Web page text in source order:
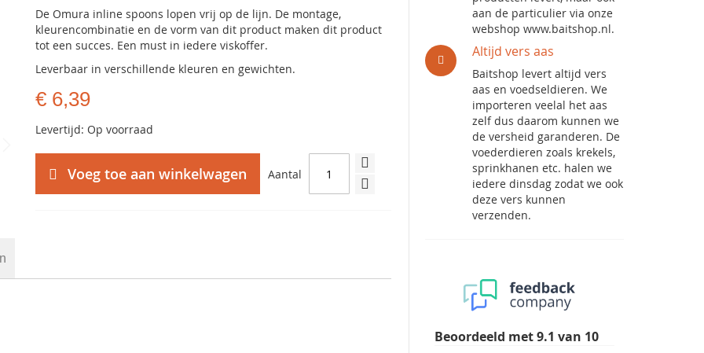
De Omura inline spoons lopen vrij op de lijn. De montage,
kleurencombinatie en de vorm van dit product maken dit product
tot een succes. Een must in iedere viskoffer.
Leverbaar in verschillende kleuren en gewichten.
€ 6,39
Levertijd: Op voorraad
Aantal
Voeg toe aan winkelwagen
aan de particulier via onze
webshop www.baitshop.nl.
Altijd vers aas
Baitshop levert altijd vers
aas en voedseldieren. We
importeren veelal het aas
zelf dus daarom kunnen we
de versheid garanderen. De
voederdieren zoals krekels,
sprinkhanen etc. halen we
iedere dinsdag zodat we ook
deze vers kunnen
verzenden.
Beoordeeld met9.1 van 10